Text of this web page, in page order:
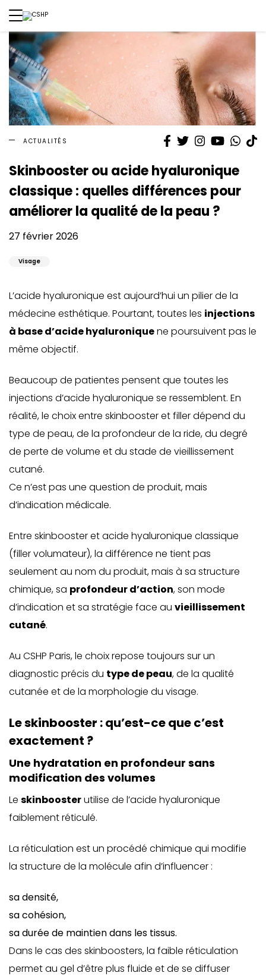
ACTUALITÉS Facebook
TwitterInstagram
YouTube
Skinbooster ou acide hyaluronique
classique : quelles différences pour
améliorer la qualité de la peau ?
27 février 2026
Visage
L’acide hyaluronique est aujourd’hui un pilier de la
médecine esthétique. Pourtant, toutes les injections
à base d’acide hyaluroniquene poursuivent pas le
même objectif.
Beaucoup de patientes pensent que toutes les
injections d’acide hyaluronique se ressemblent. En
réalité, le choix entre skinbooster et filler dépend du
type de peau, de la profondeur de la ride, du degré
de perte de volume et du stade de vieillissement
cutané.
Ce n’est pas une question de produit, mais
d’indication médicale.
Entre skinbooster et acide hyaluronique classique
(filler volumateur), la différence ne tient pas
seulement au nom du produit, mais à sa structure
chimique, sa profondeur d’action, son mode
d’indication et sa stratégie face au vieillissement
cutané.
Au CSHP Paris, le choix repose toujours sur un
diagnostic précis du type de peau, de la qualité
cutanée et de la morphologie du visage.
Le skinbooster : qu’est-ce que c’est
exactement ?
Une hydratation en profondeur sans
modification des volumes
Le skinboosterutilise de l’acide hyaluronique
faiblement réticulé.
La réticulation est un procédé chimique qui modifie
la structure de la molécule afin d’influencer :
sa densité,
sa cohésion,
sa durée de maintien dans les tissus.
Dans le cas des skinboosters, la faible réticulation
permet au gel d’être plus fluide et de se diffuser